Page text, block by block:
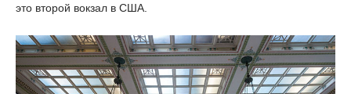
это второй вокзал в США.